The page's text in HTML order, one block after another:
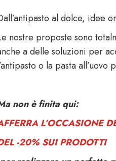
al dolce, idee
nostre proposte sono
a delle soluzioni per
o la pasta
non è finita qui:
L’OCCASIONE
-20% SUI PRODOTTI